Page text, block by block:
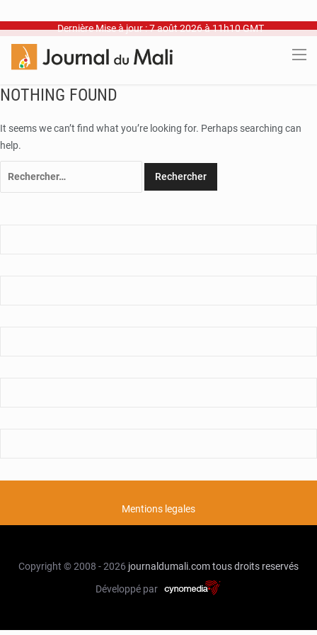
Dernière Mise à jour : 7 août 2026 à 11h10 GMT
NOTHING FOUND
It seems we can’t find what you’re looking for. Perhaps searching can
help.
Mentions legales
Copyright © 2008 - 2026 journaldumali.comtous droits reservés
Développé par